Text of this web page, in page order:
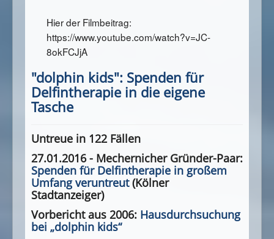
Hier der Filmbeitrag:
https://www.youtube.com/watch?v=JC-
8okFCJjA
"dolphin kids": Spenden für
Delfintherapie in die eigene
Tasche
Untreue in 122 Fällen
27.01.2016 - Mechernicher Gründer-Paar:
Spenden für Delfintherapie in großem
Umfang veruntreut(Kölner
Stadtanzeiger)
Vorbericht aus 2006: Hausdurchsuchung
bei „dolphin kids“